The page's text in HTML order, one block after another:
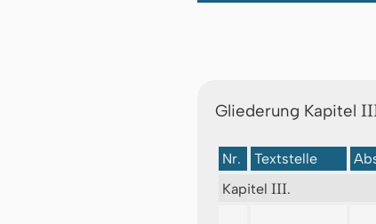
Gliederung Kapitel
Nr. Textstelle
Kapitel III.